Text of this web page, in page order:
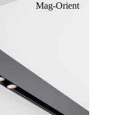
Mag-Orient